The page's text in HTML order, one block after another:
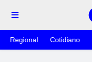
Regional Cotidiano